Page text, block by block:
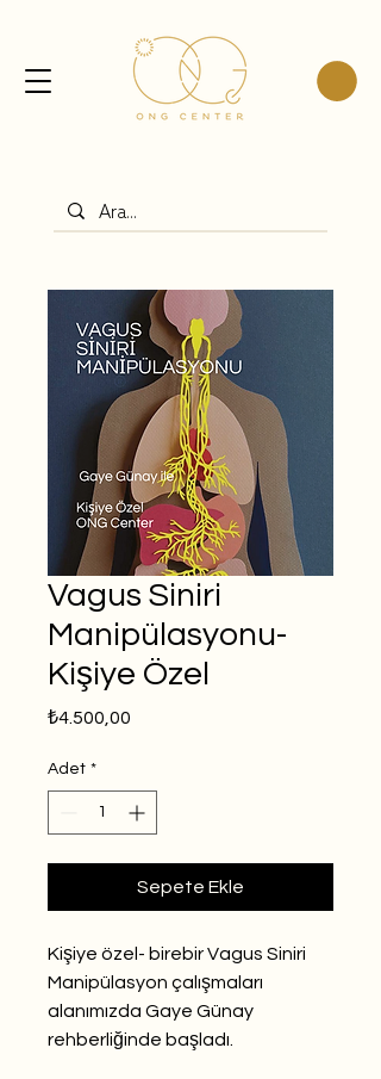
Vagus Siniri
Manipülasyonu-
Kişiye Özel
₺4.500,00
Adet *
Sepete Ekle
Kişiye özel- birebir Vagus Siniri
Manipülasyon çalışmaları
alanımızda Gaye Günay
rehberliğinde başladı.